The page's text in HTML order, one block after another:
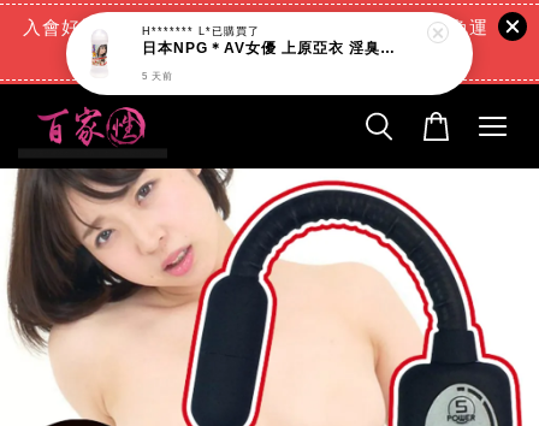
入會好禮:(消費滿888元=現折88元)+(滿666元超商免運
費)+(交易完成再送現金回饋)
H******* L*已購買了
日本NPG＊AV女優 上原亞衣 淫臭潤滑液_200ml
5 天前